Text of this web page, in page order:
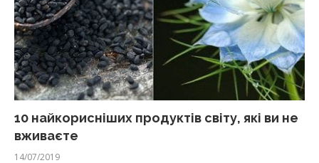
10 найкорисніших продуктів світу, які ви не
вживаєте
14/07/2019